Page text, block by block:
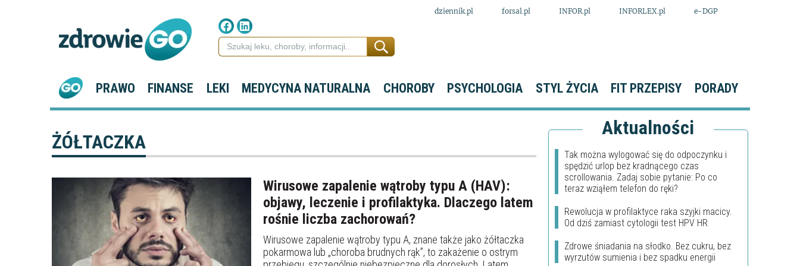
dziennik.pl forsal.pl INFOR.pl INFORLEX.pl e-DGP
PRAWO FINANSE LEKI MEDYCYNA NATURALNA CHOROBY PSYCHOLOGIA STYL ŻYCIA FIT PRZEPISY PORADY
ŻÓŁTACZKA
Wirusowe zapalenie wątroby typu A (HAV):
objawy, leczenie i profilaktyka. Dlaczego latem
rośnie liczba zachorowań?
Wirusowe zapalenie wątroby typu A, znane także jako żółtaczka
pokarmowa lub „choroba brudnych rąk”, to zakażenie o ostrym
Aktualności
Tak można wylogować się do odpoczynku i
spędzić urlop bez kradnącego czas
scrollowania. Zadaj sobie pytanie: Po co
teraz wziąłem telefon do ręki?
Rewolucja w profilaktyce raka szyjki macicy.
Od dziś zamiast cytologii test HPV HR
Zdrowe śniadania na słodko. Bez cukru, bez
wyrzutów sumienia i bez spadku energii